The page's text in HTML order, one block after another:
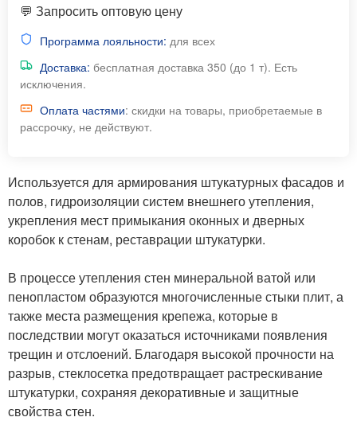
💬 Запросить оптовую цену
Программа лояльности: для всех
Доставка: бесплатная доставка 350 (до 1 т). Есть
исключения.
Оплата частями: скидки на товары, приобретаемые в
рассрочку, не действуют.
Используется для армирования штукатурных фасадов и
полов, гидроизоляции систем внешнего утепления,
укрепления мест примыкания оконных и дверных
коробок к стенам, реставрации штукатурки.
В процессе утепления стен минеральной ватой или
пенопластом образуются многочисленные стыки плит, а
также места размещения крепежа, которые в
последствии могут оказаться источниками появления
трещин и отслоений. Благодаря высокой прочности на
разрыв, стеклосетка предотвращает растрескивание
штукатурки, сохраняя декоративные и защитные
свойства стен.